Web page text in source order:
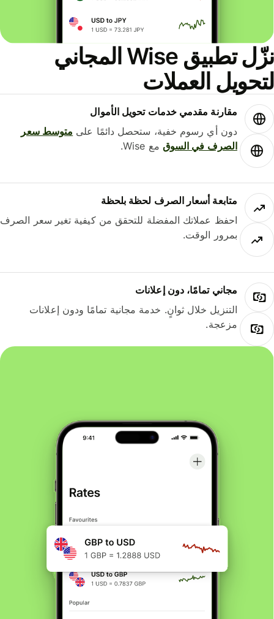
نزّل تطبيق Wise المجاني
لتحويل العملات
مقارنة مقدمي خدمات تحويل الأموال
دون أي رسوم خفية، ستحصل دائمًا على متوسط ​​سعر
الصرف في السوق مع Wise.
متابعة أسعار الصرف لحظة بلحظة
احفظ عملاتك المفضلة للتحقق من كيفية تغير سعر الصرف
بمرور الوقت.
مجاني تمامًا، دون إعلانات
التنزيل خلال ثوانٍ. خدمة مجانية تمامًا ودون إعلانات
مزعجة.